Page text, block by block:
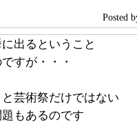
Posted
出るということ
すが・・・
芸術祭だけではない
もあるのです